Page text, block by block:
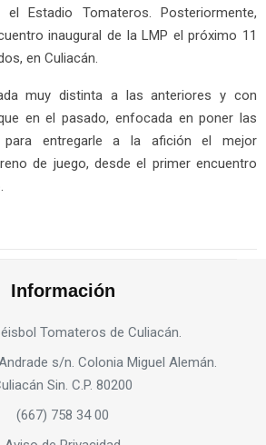
Estadio Tomateros. Posteriormente,
inaugural de la LMP el próximo 11
en Culiacán.
muy distinta a las anteriores y con
en el pasado, enfocada en poner las
entregarle a la afición el mejor
de juego, desde el primer encuentro
Información
Tomateros de Culiacán.
s/n. Colonia Miguel Alemán.
Sin. C.P. 80200
(667) 758 34 00